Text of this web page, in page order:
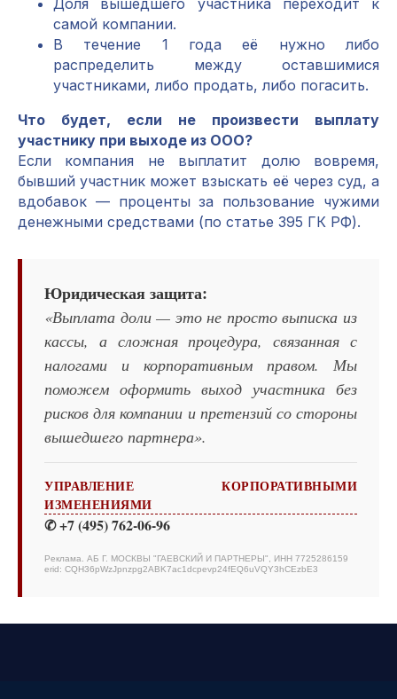
Доля вышедшего участника переходит к
самой компании.
В течение 1 года её нужно либо
распределить между оставшимися
участниками, либо продать, либо погасить.
Что будет, если не произвести выплату
участнику при выходе из ООО?
Если компания не выплатит долю вовремя,
бывший участник может взыскать её через суд, а
вдобавок — проценты за пользование чужими
денежными средствами (по статье 395 ГК РФ).
Юридическая защита:
«Выплата доли — это не просто выписка из
кассы, а сложная процедура, связанная с
налогами и корпоративным правом. Мы
поможем оформить выход участника без
рисков для компании и претензий со стороны
вышедшего партнера».
УПРАВЛЕНИЕ КОРПОРАТИВНЫМИ
ИЗМЕНЕНИЯМИ
✆ +7 (495) 762-06-96
Реклама. АБ Г. МОСКВЫ "ГАЕВСКИЙ И ПАРТНЕРЫ", ИНН 7725286159
erid: CQH36pWzJpnzpg2ABK7ac1dcpevp24fEQ6uVQY3hCEzbE3